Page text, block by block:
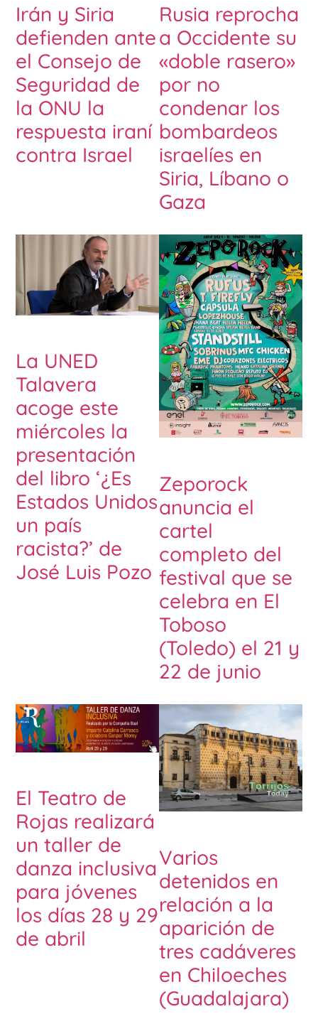
Irán y Siria
defienden ante
el Consejo de
Seguridad de
la ONU la
respuesta iraní
contra Israel
Rusia reprocha
a Occidente su
«doble rasero»
por no
condenar los
bombardeos
israelíes en
Siria, Líbano o
Gaza
La UNED
Talavera
acoge este
miércoles la
presentación
del libro ‘¿Es
Estados Unidos
un país
racista?’ de
José Luis Pozo
Zeporock
anuncia el
cartel
completo del
festival que se
celebra en El
Toboso
(Toledo) el 21 y
22 de junio
El Teatro de
Rojas realizará
un taller de
danza inclusiva
para jóvenes
los días 28 y 29
de abril
Varios
detenidos en
relación a la
aparición de
tres cadáveres
en Chiloeches
(Guadalajara)